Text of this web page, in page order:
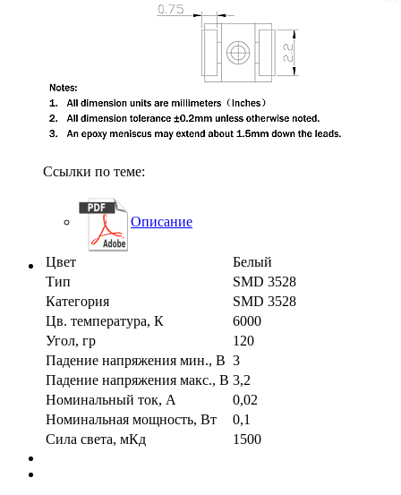
Ссылки по теме:
Описание
Цвет
Белый
Тип
SMD 3528
Категория
SMD 3528
Цв. температура, К
6000
Угол, гр
120
Падение напряжения мин., В 3
Падение напряжения макс., В 3,2
Номинальный ток, А
0,02
Номинальная мощность, Вт
0,1
Сила света, мКд
1500